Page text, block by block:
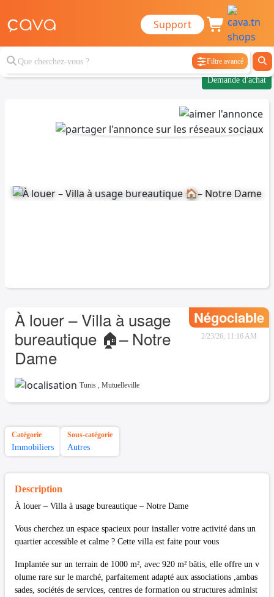
Support
Filtre avancé
Demande d'achat
À louer – Villa à usage
bureautique 🏠– Notre
Dame
Négociable
2/23/26, 11:16 AM
Tunis , Mutuelleville
Catégorie
Immobiliers
Sous-catégorie
Autres
Description
À louer – Villa à usage bureautique – Notre Dame
Vous cherchez un espace spacieux pour installer votre activité dans un
quartier accessible et calme ? Cette villa est faite pour vous
Implantée sur un terrain de 1000 m², avec 920 m² bâtis, elle offre un v
olume rare sur le marché, parfaitement adapté aux associations ,ambas
sades, sociétés de services, centres de formation ou structures administ